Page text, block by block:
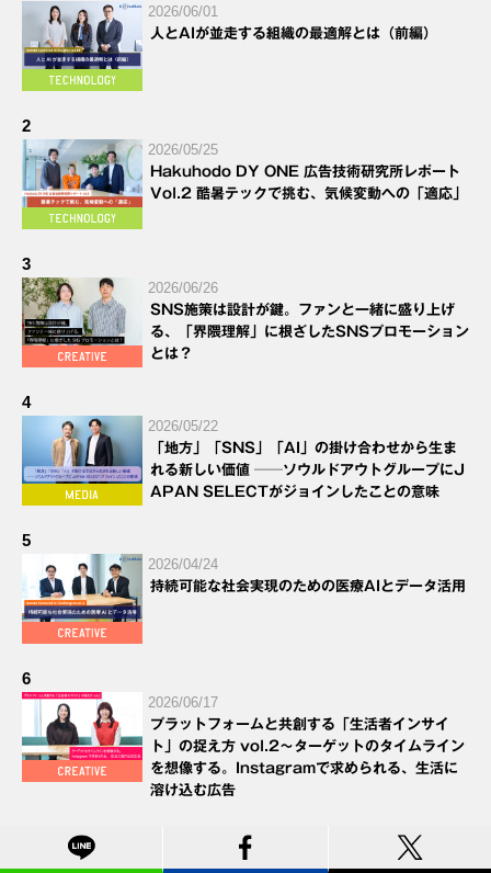
2026/06/01
人とAIが並走する組織の最適解とは（前編）
2
2026/05/25
Hakuhodo DY ONE 広告技術研究所レポート
Vol.2 酷暑テックで挑む、気候変動への「適応」
3
2026/06/26
SNS施策は設計が鍵。ファンと一緒に盛り上げ
る、「界隈理解」に根ざしたSNSプロモーション
とは？
4
2026/05/22
「地方」「SNS」「AI」の掛け合わせから生ま
れる新しい価値 ──ソウルドアウトグループにJ
APAN SELECTがジョインしたことの意味
5
2026/04/24
持続可能な社会実現のための医療AIとデータ活用
6
2026/06/17
プラットフォームと共創する「生活者インサイ
ト」の捉え方 vol.2～ターゲットのタイムライン
を想像する。Instagramで求められる、生活に
溶け込む広告